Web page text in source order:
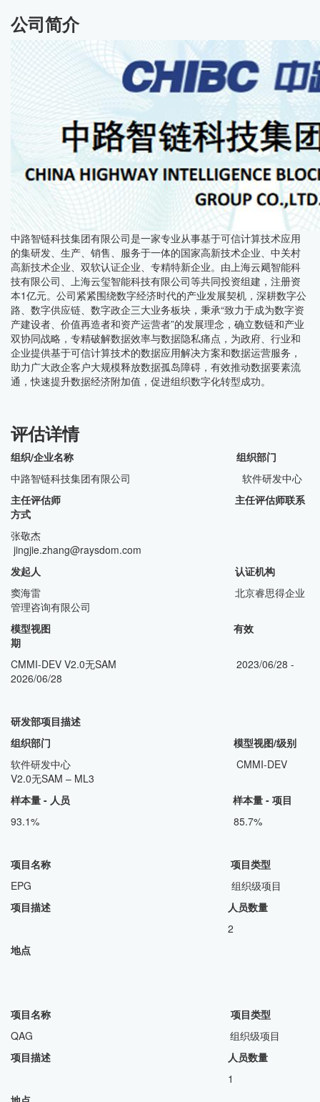
公司简介
中路智链科技集团有限公司是一家专业从事基于可信计算技术应用
的集研发、生产、销售、服务于一体的国家高新技术企业、中关村
高新技术企业、双软认证企业、专精特新企业。由上海云飓智能科
技有限公司、上海云玺智能科技有限公司等共同投资组建，注册资
本1亿元。公司紧紧围绕数字经济时代的产业发展契机，深耕数字公
路、数字供应链、数字政企三大业务板块，秉承“致力于成为数字资
产建设者、价值再造者和资产运营者”的发展理念，确立数链和产业
双协同战略，专精破解数据效率与数据隐私痛点，为政府、行业和
企业提供基于可信计算技术的数据应用解决方案和数据运营服务，
助力广大政企客户大规模释放数据孤岛障碍，有效推动数据要素流
通，快速提升数据经济附加值，促进组织数字化转型成功。
评估详情
组织/企业名称 组织部门
中路智链科技集团有限公司 软件研发中心
主任评估师 主任评估师联系
方式
张敬杰
jingjie.zhang@raysdom.com
发起人 认证机构
窦海雷 北京睿思得企业
管理咨询有限公司
模型视图 有效
期
CMMI-DEV V2.0无SAM 2023/06/28 -
2026/06/28
研发部项目描述
组织部门 模型视图/级别
软件研发中心 CMMI-DEV
V2.0无SAM – ML3
样本量 - 人员 样本量 - 项目
93.1% 85.7%
项目名称 项目类型
EPG 组织级项目
项目描述 人员数量
2
地点
项目名称 项目类型
QAG 组织级项目
项目描述 人员数量
1